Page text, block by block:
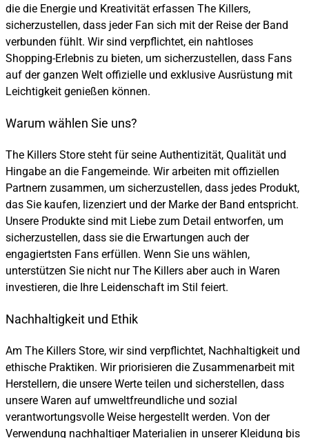
die die Energie und Kreativität erfassen The Killers,
sicherzustellen, dass jeder Fan sich mit der Reise der Band
verbunden fühlt. Wir sind verpflichtet, ein nahtloses
Shopping-Erlebnis zu bieten, um sicherzustellen, dass Fans
auf der ganzen Welt offizielle und exklusive Ausrüstung mit
Leichtigkeit genießen können.
Warum wählen Sie uns?
The Killers Store steht für seine Authentizität, Qualität und
Hingabe an die Fangemeinde. Wir arbeiten mit offiziellen
Partnern zusammen, um sicherzustellen, dass jedes Produkt,
das Sie kaufen, lizenziert und der Marke der Band entspricht.
Unsere Produkte sind mit Liebe zum Detail entworfen, um
sicherzustellen, dass sie die Erwartungen auch der
engagiertsten Fans erfüllen. Wenn Sie uns wählen,
unterstützen Sie nicht nur The Killers aber auch in Waren
investieren, die Ihre Leidenschaft im Stil feiert.
Nachhaltigkeit und Ethik
Am The Killers Store, wir sind verpflichtet, Nachhaltigkeit und
ethische Praktiken. Wir priorisieren die Zusammenarbeit mit
Herstellern, die unsere Werte teilen und sicherstellen, dass
unsere Waren auf umweltfreundliche und sozial
verantwortungsvolle Weise hergestellt werden. Von der
Verwendung nachhaltiger Materialien in unserer Kleidung bis